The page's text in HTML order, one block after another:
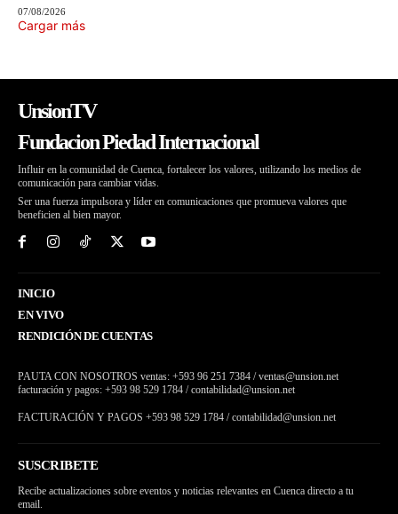
07/08/2026
Cargar más
UnsionTV
Fundacion Piedad Internacional
Influir en la comunidad de Cuenca, fortalecer los valores, utilizando los medios de
comunicación para cambiar vidas.
Ser una fuerza impulsora y líder en comunicaciones que promueva valores que
beneficien al bien mayor.
INICIO
EN VIVO
RENDICIÓN DE CUENTAS
PAUTA CON NOSOTROS ventas: +593 96 251 7384 / ventas@unsion.net
facturación y pagos: +593 98 529 1784 / contabilidad@unsion.net
FACTURACIÓN Y PAGOS +593 98 529 1784 / contabilidad@unsion.net
SUSCRIBETE
Recibe actualizaciones sobre eventos y noticias relevantes en Cuenca directo a tu
email.